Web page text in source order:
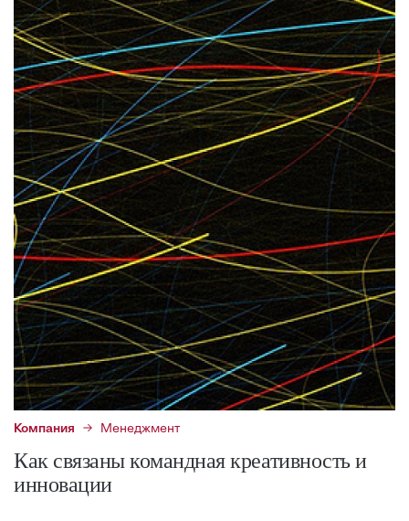
Компания Менеджмент
Как связаны командная креативность и
инновации